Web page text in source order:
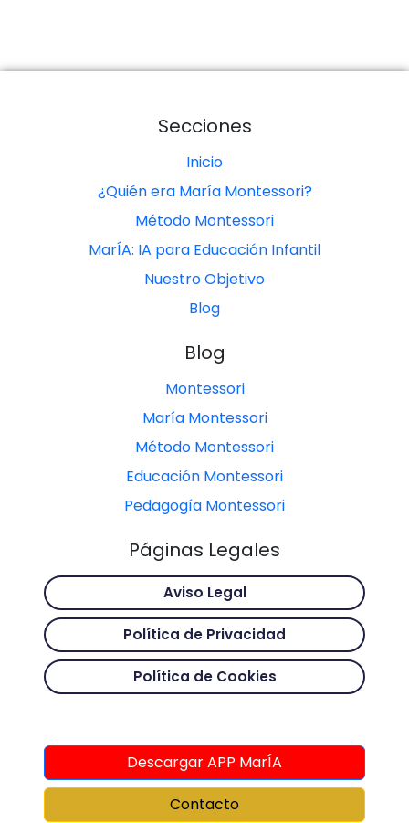
Secciones
Inicio
¿Quién era María Montessori?
Método Montessori
MarÍA: IA para Educación Infantil
Nuestro Objetivo
Blog
Blog
Montessori
María Montessori
Método Montessori
Educación Montessori
Pedagogía Montessori
Páginas Legales
Aviso Legal
Política de Privacidad
Política de Cookies
Descargar APP MarÍA
Contacto